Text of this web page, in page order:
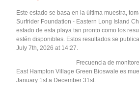
Este estado se basa en la última muestra,
Surfrider Foundation - Eastern Long Island
estado de esta playa tan pronto como los
estén disponibles. Estos resultados se
July 7th, 2026 at 14:27.
Frecuencia de
East Hampton Village Green Bioswale es
January 1st a December 31st.